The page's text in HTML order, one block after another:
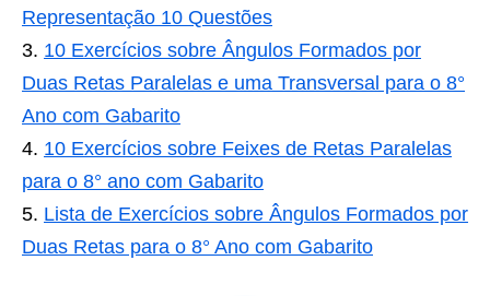
Representação 10 Questões
10 Exercícios sobre Ângulos Formados por
Duas Retas Paralelas e uma Transversal para o 8°
Ano com Gabarito
10 Exercícios sobre Feixes de Retas Paralelas
para o 8° ano com Gabarito
Lista de Exercícios sobre Ângulos Formados por
Duas Retas para o 8° Ano com Gabarito